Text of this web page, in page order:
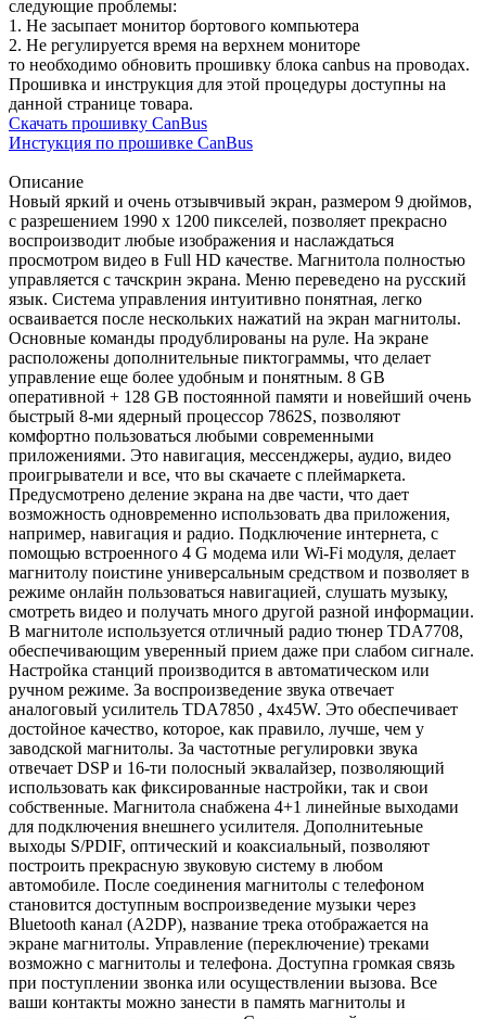
следующие проблемы:
1. Не засыпает монитор бортового компьютера
2. Не регулируется время на верхнем мониторе
то необходимо обновить прошивку блока canbus на проводах.
Прошивка и инструкция для этой процедуры доступны на
данной странице товара.
Скачать прошивку CanBus
Инстукция по прошивке CanBus
Описание
Новый яркий и очень отзывчивый экран, размером 9 дюймов,
с разрешением 1990 х 1200 пикселей, позволяет прекрасно
воспроизводит любые изображения и наслаждаться
просмотром видео в Full HD качестве. Магнитола полностью
управляется с тачскрин экрана. Меню переведено на русский
язык. Система управления интуитивно понятная, легко
осваивается после нескольких нажатий на экран магнитолы.
Основные команды продублированы на руле. На экране
расположены дополнительные пиктограммы, что делает
управление еще более удобным и понятным. 8 GB
оперативной + 128 GB постоянной памяти и новейший очень
быстрый 8-ми ядерный процессор 7862S, позволяют
комфортно пользоваться любыми современными
приложениями. Это навигация, мессенджеры, аудио, видео
проигрыватели и все, что вы скачаете с плеймаркета.
Предусмотрено деление экрана на две части, что дает
возможность одновременно использовать два приложения,
например, навигация и радио. Подключение интернета, с
помощью встроенного 4 G модема или Wi-Fi модуля, делает
магнитолу поистине универсальным средством и позволяет в
режиме онлайн пользоваться навигацией, слушать музыку,
смотреть видео и получать много другой разной информации.
В магнитоле используется отличный радио тюнер TDA7708,
обеспечивающим уверенный прием даже при слабом сигнале.
Настройка станций производится в автоматическом или
ручном режиме. За воспроизведение звука отвечает
аналоговый усилитель TDA7850 , 4x45W. Это обеспечивает
достойное качество, которое, как правило, лучше, чем у
заводской магнитолы. За частотные регулировки звука
отвечает DSP и 16-ти полосный эквалайзер, позволяющий
использовать как фиксированные настройки, так и свои
собственные. Магнитола снабжена 4+1 линейные выходами
для подключения внешнего усилителя. Дополнитеьные
выходы S/PDIF, оптический и коаксиальный, позволяют
построить прекрасную звуковую систему в любом
автомобиле. После соединения магнитолы с телефоном
становится доступным воспроизведение музыки через
Bluetooth канал (A2DP), название трека отображается на
экране магнитолы. Управление (переключение) треками
возможно с магнитолы и телефона. Доступна громкая связь
при поступлении звонка или осуществлении вызова. Все
ваши контакты можно занести в память магнитолы и